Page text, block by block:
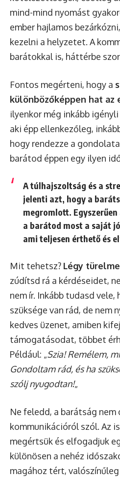
mind-mind nyomást
ember hajlamos
kezelni a helyzetet. A
barátokkal is, háttérbe
Fontos megérteni, hogy a
különbözőképpen hat az
ilyenkor még inkább
aki épp ellenkezőleg,
hogy rendezze a
barátod éppen egy ilyen
A túlhajszoltság és a
jelenti azt, hogy a
megromlott.
a barátod most a saját
ami teljesen érthető és
Mit tehetsz? Légy
zúdítsd rá a kérdéseidet,
nem ír. Inkább tudasd
szüksége van rád, de nem
kedves üzenet, amiben
támogatásodat, többet
Például: „Szia! Remélem,
Gondoltam rád, és ha
szólj nyugodtan!„
Ne feledd, a barátság
kommunikációról szól. Az
megértsük és elfogadjuk
különösen a nehéz
magához tért,